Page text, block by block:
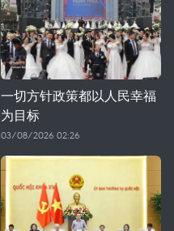
一切方针政策都以人民幸福
为目标
03/08/2026 02:26